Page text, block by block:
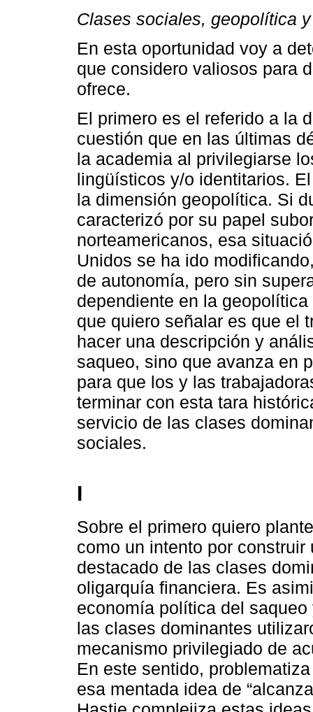
Clases sociales, geopolítica
En esta oportunidad voy a
que considero valiosos para
ofrece.
El primero es el referido a la
cuestión que en las últimas
la academia al privilegiarse
lingüísticos y/o identitarios.
la dimensión geopolítica. Si
caracterizó por su papel
norteamericanos, esa
Unidos se ha ido
de autonomía, pero sin
dependiente en la
que quiero señalar es que el
hacer una descripción y
saqueo, sino que avanza en
para que los y las
terminar con esta tara
servicio de las clases
sociales.
I
Sobre el primero quiero
como un intento por
destacado de las clases
oligarquía financiera. Es
economía política del
las clases dominantes
mecanismo privilegiado de
En este sentido,
esa mentada idea de